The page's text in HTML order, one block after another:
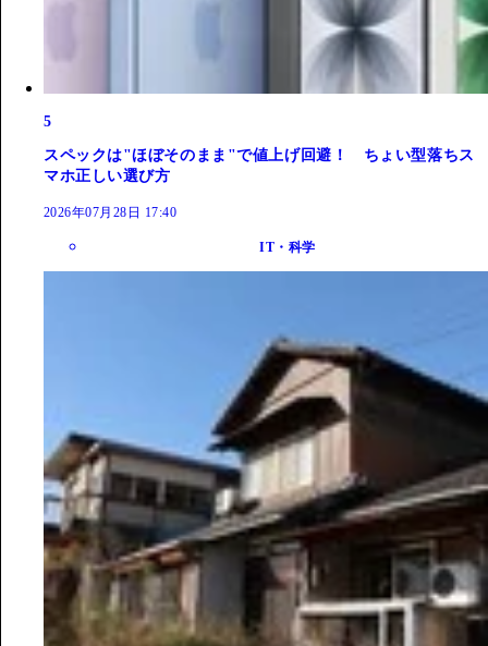
5
スペックは"ほぼそのまま"で値上げ回避！ ちょい型落ちス
マホ正しい選び方
2026年07月28日 17:40
IT・科学